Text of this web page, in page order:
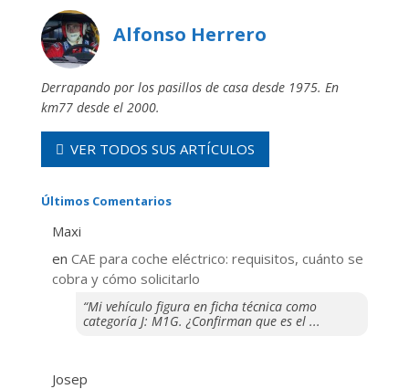
Alfonso Herrero
Derrapando por los pasillos de casa desde 1975. En
km77 desde el 2000.
VER TODOS SUS ARTÍCULOS
Últimos Comentarios
Maxi
en CAE para coche eléctrico: requisitos, cuánto se
cobra y cómo solicitarlo
“Mi vehículo figura en ficha técnica como
categoría J: M1G. ¿Confirman que es el ...
Josep